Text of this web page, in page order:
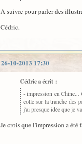
A suivre pour parler des
Cédric.
26-10-2013 17:30
Cédric a écrit :
- impression en Chine...
colle sur la tranche des
j'ai presque idée que je
Je crois que l'impression a